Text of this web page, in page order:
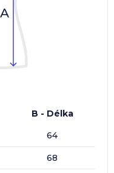
B - Délka
64
68